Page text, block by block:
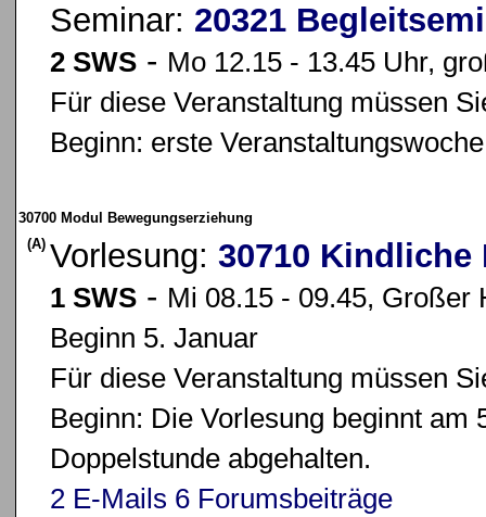
Seminar: 20321
2 SWS - Mo 12.15 - 13.45 Uhr,
Für diese Veranstaltung müssen
Beginn: erste Veranstaltungswoche
30700 Modul Bewegungserziehung
(A) Vorlesung: 30710 Kindliche
1 SWS - Mi 08.15 - 09.45, Großer
Beginn 5. Januar
Für diese Veranstaltung müssen
Beginn: Die Vorlesung beginnt
Doppelstunde abgehalten.
2 E-Mails 6 Forumsbeiträge